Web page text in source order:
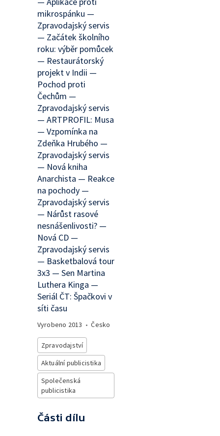
mikrospánku —
Zpravodajský servis
— Začátek školního
roku: výběr pomůcek
— Restaurátorský
projekt v Indii —
Pochod proti
Čechům —
Zpravodajský servis
— ARTPROFIL: Musa
— Vzpomínka na
Zdeňka Hrubého —
Zpravodajský servis
— Nová kniha
Anarchista — Reakce
na pochody —
Zpravodajský servis
— Nárůst rasové
nesnášenlivosti? —
Nová CD —
Zpravodajský servis
— Basketbalová tour
3x3 — Sen Martina
Luthera Kinga —
Seriál ČT: Špačkovi v
síti času
Vyrobeno 2013 •Česko
Zpravodajství
Aktuální publicistika
Společenská
publicistika
Části dílu